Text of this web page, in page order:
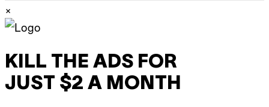
×
KILL THE ADS FOR
JUST $2 A MONTH